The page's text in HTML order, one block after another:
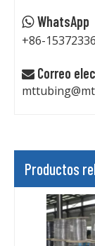
 WhatsApp
+86-
 Correo
Productos